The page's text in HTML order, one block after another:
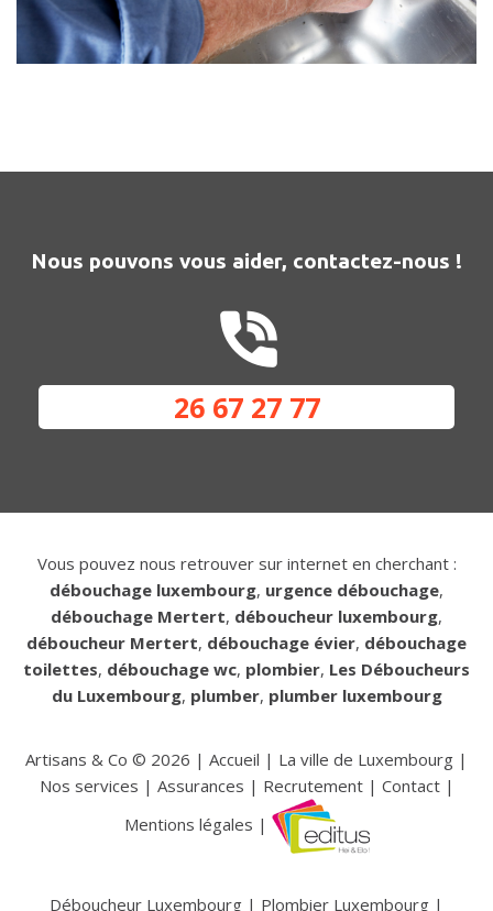
Nous pouvons vous aider, contactez-nous !
26 67 27 77
Vous pouvez nous retrouver sur internet en cherchant :
débouchage luxembourg, urgence débouchage,
débouchage Mertert, déboucheur luxembourg,
déboucheur Mertert, débouchage évier, débouchage
toilettes, débouchage wc, plombier, Les Déboucheurs
du Luxembourg, plumber, plumber luxembourg
Artisans & Co © 2026 | Accueil | La ville de Luxembourg |
Nos services | Assurances | Recrutement| Contact|
Mentions légales |
Déboucheur Luxembourg | Plombier Luxembourg |